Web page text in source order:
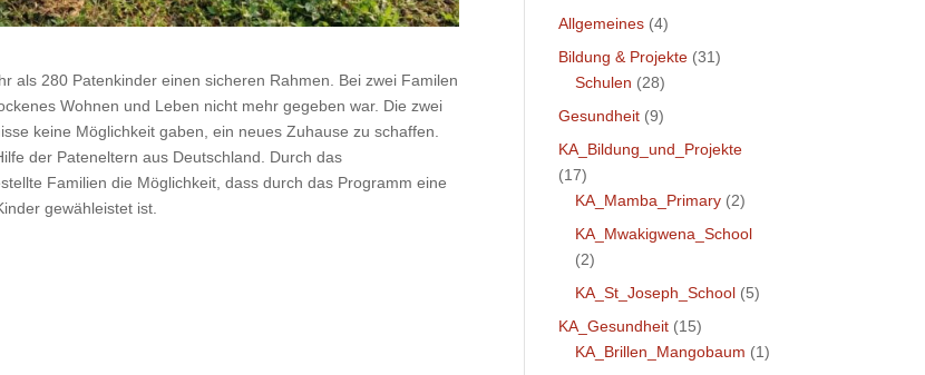
als 280 Patenkinder einen sicheren Rahmen. Bei zwei Familen
Wohnen und Leben nicht mehr gegeben war. Die zwei
keine Möglichkeit gaben, ein neues Zuhause zu schaffen.
der Pateneltern aus Deutschland. Durch das
Familien die Möglichkeit, dass durch das Programm eine
gewähleistet ist.
Allgemeines (4)
Bildung & Projekte (31)
Schulen (28)
Gesundheit (9)
KA_Bildung_und_Projekte
(17)
KA_Mamba_Primary (2)
KA_Mwakigwena_School
(2)
KA_St_Joseph_School (5)
KA_Gesundheit (15)
KA_Brillen_Mangobaum (1)